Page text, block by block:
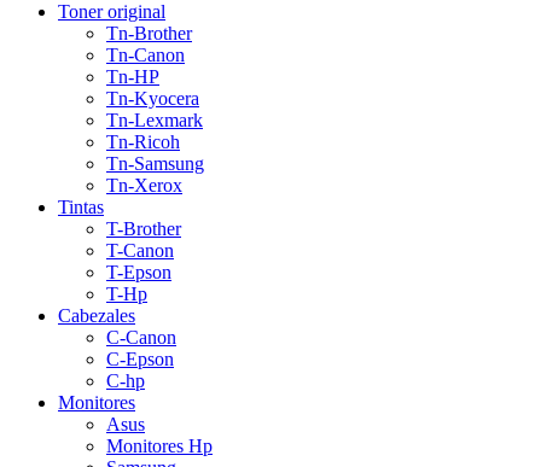
Toner original
Tn-Brother
Tn-Canon
Tn-HP
Tn-Kyocera
Tn-Lexmark
Tn-Ricoh
Tn-Samsung
Tn-Xerox
Tintas
T-Brother
T-Canon
T-Epson
T-Hp
Cabezales
C-Canon
C-Epson
C-hp
Monitores
Asus
Monitores Hp